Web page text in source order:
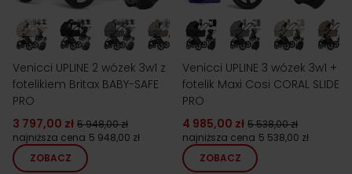
Venicci UPLINE 2 wózek 3w1 z
fotelikiem Britax BABY-SAFE
PRO
3 797,00 zł 5 948,00 zł
najniższa cena 5 948,00 zł
ZOBACZ
Venicci UPLINE 3 wózek 3w1 +
fotelik Maxi Cosi CORAL SLIDE
PRO
4 985,00 zł 5 538,00 zł
najniższa cena 5 538,00 zł
ZOBACZ